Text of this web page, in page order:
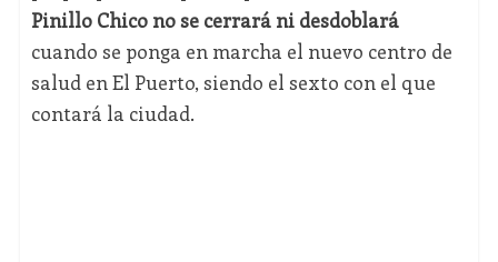
Pinillo Chico no se cerrará ni desdoblará
cuando se ponga en marcha el nuevo centro de
salud en El Puerto, siendo el sexto con el que
contará la ciudad.